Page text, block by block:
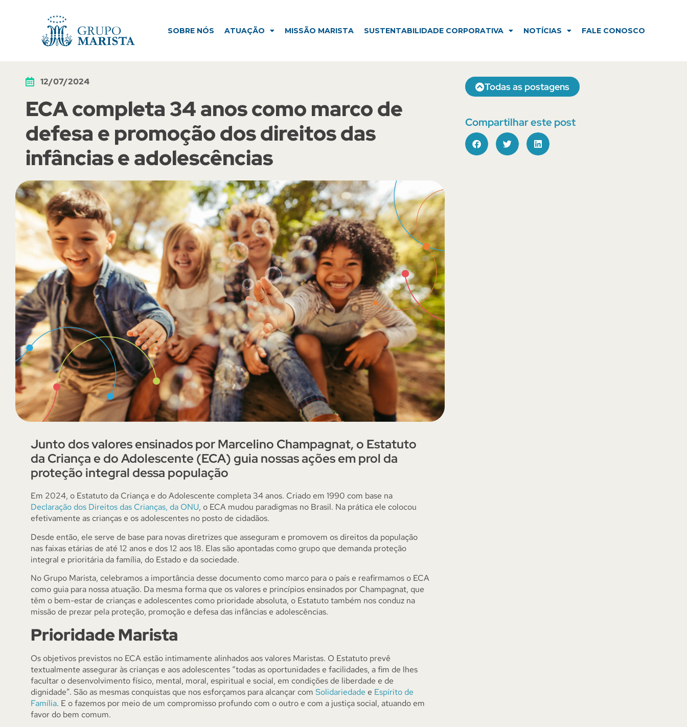
SOBRE NÓS ATUAÇÃO MISSÃO MARISTA SUSTENTABILIDADE CORPORATIVA NOTÍCIAS FALE CONOSCO
12/07/2024
ECA completa 34 anos como marco de
defesa e promoção dos direitos das
infâncias e adolescências
Junto dos valores ensinados por Marcelino Champagnat, o Estatuto
da Criança e do Adolescente (ECA) guia nossas ações em prol da
proteção integral dessa população
Em 2024, o Estatuto da Criança e do Adolescente completa 34 anos. Criado em 1990 com base na
Declaração dos Direitos das Crianças, da ONU, o ECA mudou paradigmas no Brasil. Na prática ele colocou
efetivamente as crianças e os adolescentes no posto de cidadãos.
Desde então, ele serve de base para novas diretrizes que asseguram e promovem os direitos da população
nas faixas etárias de até 12 anos e dos 12 aos 18. Elas são apontadas como grupo que demanda proteção
integral e prioritária da família, do Estado e da sociedade.
No Grupo Marista, celebramos a importância desse documento como marco para o país e reafirmamos o ECA
como guia para nossa atuação. Da mesma forma que os valores e princípios ensinados por Champagnat, que
têm o bem-estar de crianças e adolescentes como prioridade absoluta, o Estatuto também nos conduz na
missão de prezar pela proteção, promoção e defesa das infâncias e adolescências.
Prioridade Marista
Os objetivos previstos no ECA estão intimamente alinhados aos valores Maristas. O Estatuto prevê
textualmente assegurar às crianças e aos adolescentes “todas as oportunidades e facilidades, a fim de lhes
facultar o desenvolvimento físico, mental, moral, espiritual e social, em condições de liberdade e de
dignidade”. São as mesmas conquistas que nos esforçamos para alcançar com Solidariedade e Espírito de
Família. E o fazemos por meio de um compromisso profundo com o outro e com a justiça social, atuando em
favor do bem comum.
Todas as postagens
Compartilhar este post